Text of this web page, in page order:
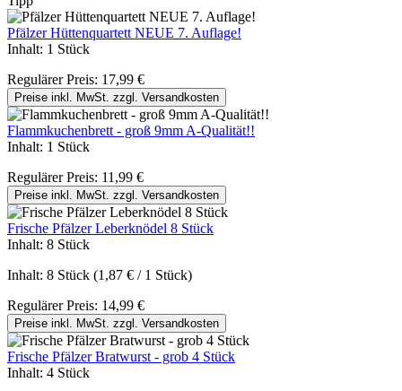
Pfälzer Hüttenquartett NEUE 7. Auflage!
Inhalt: 1 Stück
Regulärer Preis: 17,99 €
Preise inkl. MwSt. zzgl. Versandkosten
Flammkuchenbrett - groß 9mm A-Qualität!!
Inhalt: 1 Stück
Regulärer Preis: 11,99 €
Preise inkl. MwSt. zzgl. Versandkosten
Frische Pfälzer Leberknödel 8 Stück
Inhalt: 8 Stück
Inhalt: 8 Stück (1,87 € / 1 Stück)
Regulärer Preis: 14,99 €
Preise inkl. MwSt. zzgl. Versandkosten
Frische Pfälzer Bratwurst - grob 4 Stück
Inhalt: 4 Stück